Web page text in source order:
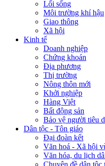
Lối sống
Môi trường khí hậu
Giao thông
Xã hội
Kinh tế
Doanh nghiệp
Chứng khoán
Địa phương
Thị trường
Nông thôn mới
Khởi nghiệp
Hàng Việt
Bất động sản
Bảo vệ người tiêu
Dân tộc - Tôn giáo
Đại đoàn kết
Văn hoá - Xã hội
Văn hóa, du lịch
Chuyên đề dân tộc